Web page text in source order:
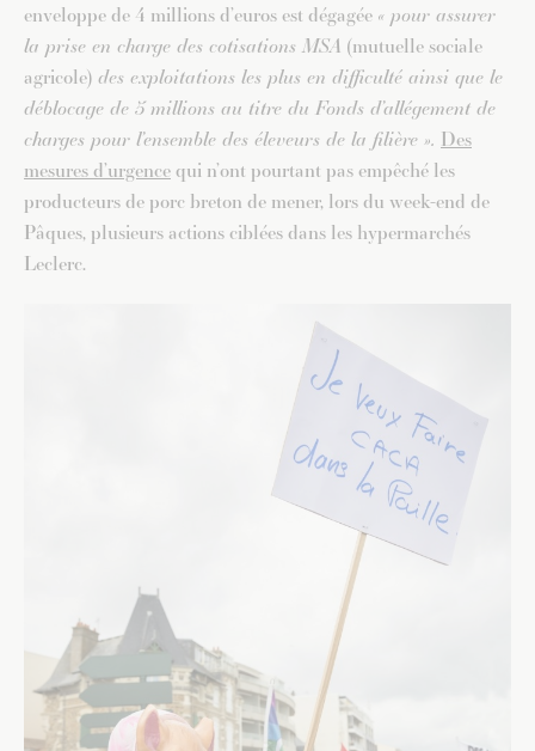
enveloppe de 4 millions d’euros est dégagée « pour assurer
la prise en charge des cotisations MSA (mutuelle sociale
agricole) des exploitations les plus en difficulté ainsi que le
déblocage de 5 millions au titre du Fonds d’allégement de
charges pour l’ensemble des éleveurs de la filière ». Des
mesures d’urgencequi n’ont pourtant pas empêché les
producteurs de porc breton de mener, lors du week-end de
Pâques, plusieurs actions ciblées dans les hypermarchés
Leclerc.